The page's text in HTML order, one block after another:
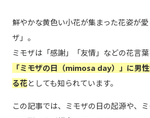
鮮やかな黄色い小花が集まった花姿が
ザ」。
ミモザは「感謝」「友情」などの花言葉
「ミモザの日（mimosa day）」に男
る花としても知られています。
この記事では、ミモザの日の起源や、